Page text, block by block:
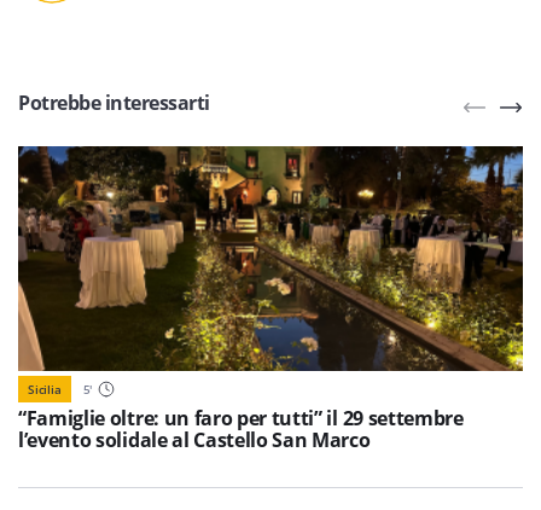
Potrebbe interessarti
Sicilia 5'
“Famiglie oltre: un faro per tutti” il 29 settembre
l’evento solidale al Castello San Marco